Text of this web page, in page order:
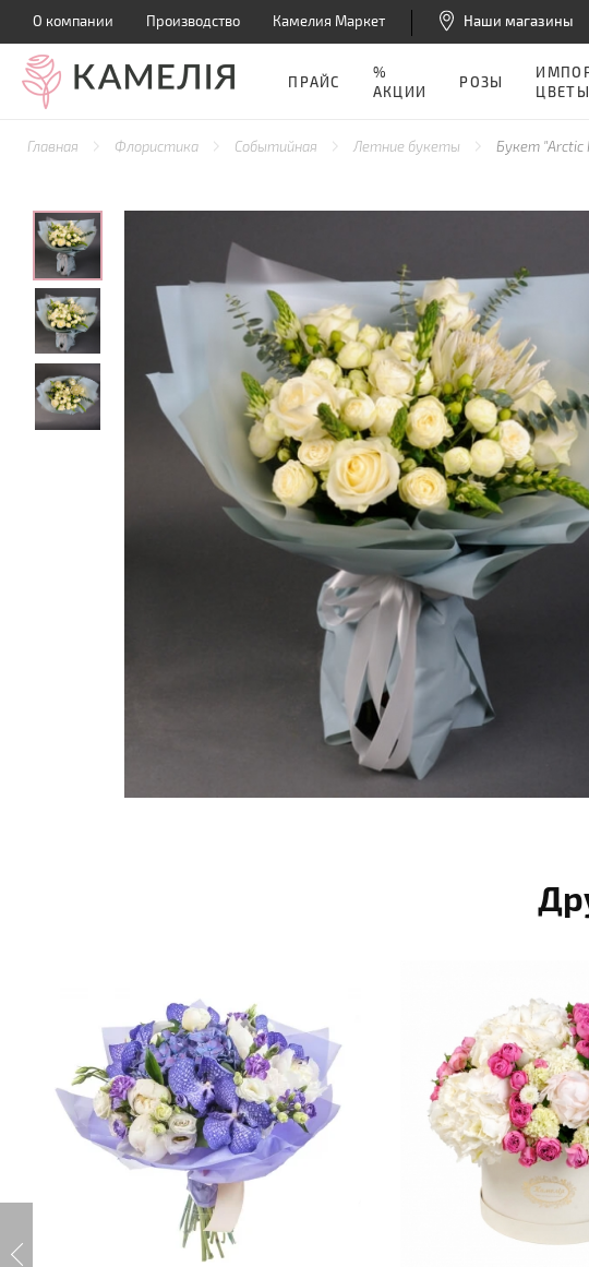
О компании Производство Камелия Маркет Наши магазины
ПРАЙС
%
АКЦИИ
РОЗЫ
ЦВЕТЫ
Главная Флористика Событийная Летние букеты Букет "Arctic